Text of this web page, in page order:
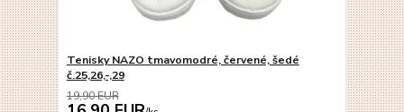
Tenisky NAZO tmavomodré, červené, šedé
č.25,26,-,29
19,90 EUR